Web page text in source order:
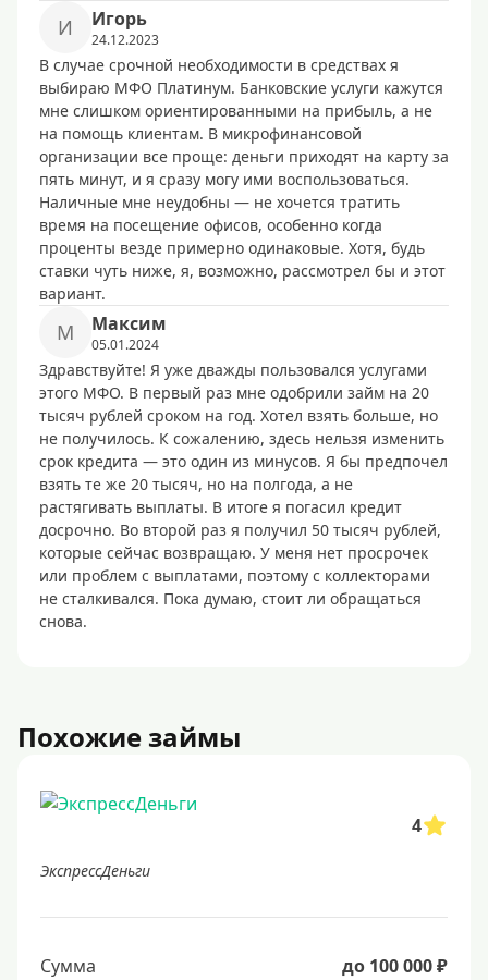
И Игорь
24.12.2023
В случае срочной необходимости в средствах я
выбираю МФО Платинум. Банковские услуги кажутся
мне слишком ориентированными на прибыль, а не
на помощь клиентам. В микрофинансовой
организации все проще: деньги приходят на карту за
пять минут, и я сразу могу ими воспользоваться.
Наличные мне неудобны — не хочется тратить
время на посещение офисов, особенно когда
проценты везде примерно одинаковые. Хотя, будь
ставки чуть ниже, я, возможно, рассмотрел бы и этот
вариант.
М Максим
05.01.2024
Здравствуйте! Я уже дважды пользовался услугами
этого МФО. В первый раз мне одобрили займ на 20
тысяч рублей сроком на год. Хотел взять больше, но
не получилось. К сожалению, здесь нельзя изменить
срок кредита — это один из минусов. Я бы предпочел
взять те же 20 тысяч, но на полгода, а не
растягивать выплаты. В итоге я погасил кредит
досрочно. Во второй раз я получил 50 тысяч рублей,
которые сейчас возвращаю. У меня нет просрочек
или проблем с выплатами, поэтому с коллекторами
не сталкивался. Пока думаю, стоит ли обращаться
снова.
Похожие займы
4
ЭкспрессДеньги
Сумма до 100 000 ₽